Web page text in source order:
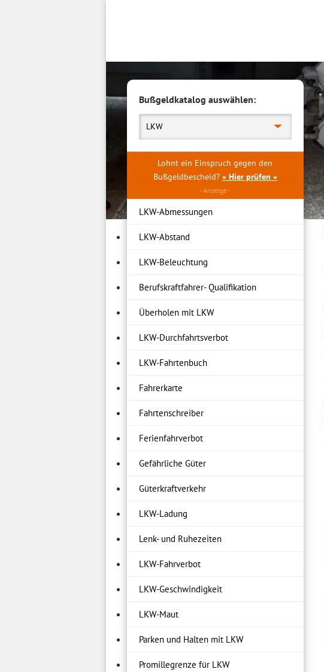
Bußgeldkatalog auswählen:
LKW
Lohnt ein Einspruch gegen den
Bußgeldbescheid? » Hier prüfen «
LKW-Abmessungen
LKW-Abstand
LKW-Beleuchtung
Berufskraftfahrer- Qualifikation
Überholen mit LKW
LKW-Durchfahrtsverbot
LKW-Fahrtenbuch
Fahrerkarte
Fahrtenschreiber
Ferienfahrverbot
Gefährliche Güter
Güterkraftverkehr
LKW-Ladung
Lenk- und Ruhezeiten
LKW-Fahrverbot
LKW-Geschwindigkeit
LKW-Maut
Parken und Halten mit LKW
Promillegrenze für LKW